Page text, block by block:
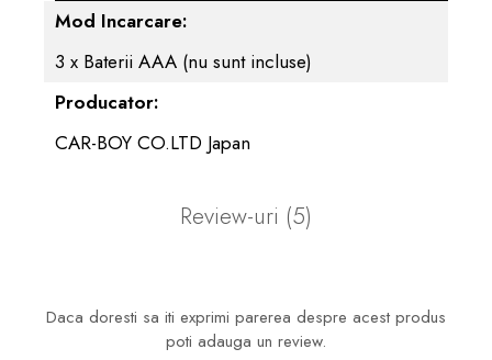
Mod Incarcare:
3 x Baterii AAA (nu sunt incluse)
Producator:
CAR-BOY CO.LTD Japan
Review-uri (5)
Daca doresti sa iti exprimi parerea despre acest produs
poti adauga un review.